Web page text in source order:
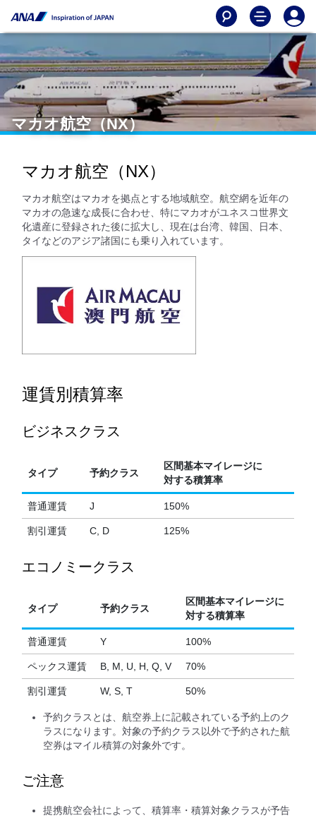
マカオ航空（NX）
マカオ航空（NX）
マカオ航空はマカオを拠点とする地域航空。航空網を近年の
マカオの急速な成長に合わせ、特にマカオがユネスコ世界文
化遺産に登録された後に拡大し、現在は台湾、韓国、日本、
タイなどのアジア諸国にも乗り入れています。
運賃別積算率
ビジネスクラス
タイプ 予約クラス
区間基本マイレージに
対する積算率
普通運賃 J 150%
割引運賃 C, D 125%
エコノミークラス
タイプ 予約クラス
区間基本マイレージに
対する積算率
普通運賃 Y 100%
ペックス運賃 B, M, U, H, Q, V 70%
割引運賃 W, S, T 50%
予約クラスとは、航空券上に記載されている予約上のク
ラスになります。対象の予約クラス以外で予約された航
空券はマイル積算の対象外です。
ご注意
提携航空会社によって、積算率・積算対象クラスが予告